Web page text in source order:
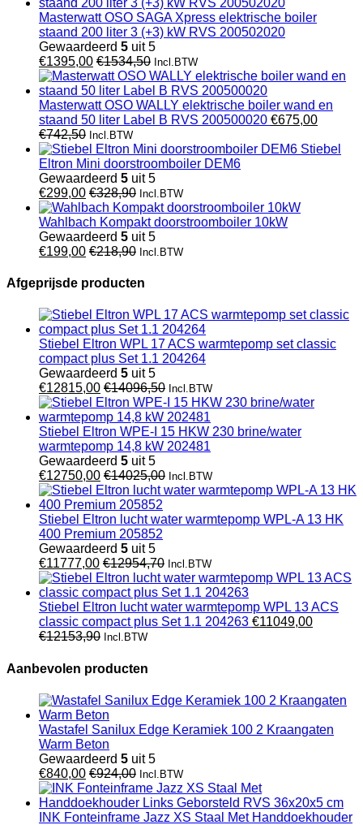
Masterwatt OSO SAGA Xpress elektrische boiler
staand 200 liter 3 (+3) kW RVS 200502020
Gewaardeerd 5 uit 5
€1395,00 €1534,50 Incl.BTW
Masterwatt OSO WALLY elektrische boiler wand en
staand 50 liter Label B RVS 200500020 €675,00
€742,50 Incl.BTW
Stiebel
Eltron Mini doorstroomboiler DEM6
Gewaardeerd 5 uit 5
€299,00 €328,90 Incl.BTW
Wahlbach Kompakt doorstroomboiler 10kW
Gewaardeerd 5 uit 5
€199,00 €218,90 Incl.BTW
Afgeprijsde producten
Stiebel Eltron WPL 17 ACS warmtepomp set classic
compact plus Set 1.1 204264
Gewaardeerd 5 uit 5
€12815,00 €14096,50 Incl.BTW
Stiebel Eltron WPE-I 15 HKW 230 brine/water
warmtepomp 14,8 kW 202481
Gewaardeerd 5 uit 5
€12750,00 €14025,00 Incl.BTW
Stiebel Eltron lucht water warmtepomp WPL-A 13 HK
400 Premium 205852
Gewaardeerd 5 uit 5
€11777,00 €12954,70 Incl.BTW
Stiebel Eltron lucht water warmtepomp WPL 13 ACS
classic compact plus Set 1.1 204263 €11049,00
€12153,90 Incl.BTW
Aanbevolen producten
Wastafel Sanilux Edge Keramiek 100 2 Kraangaten
Warm Beton
Gewaardeerd 5 uit 5
€840,00 €924,00 Incl.BTW
INK Fonteinframe Jazz XS Staal Met Handdoekhouder